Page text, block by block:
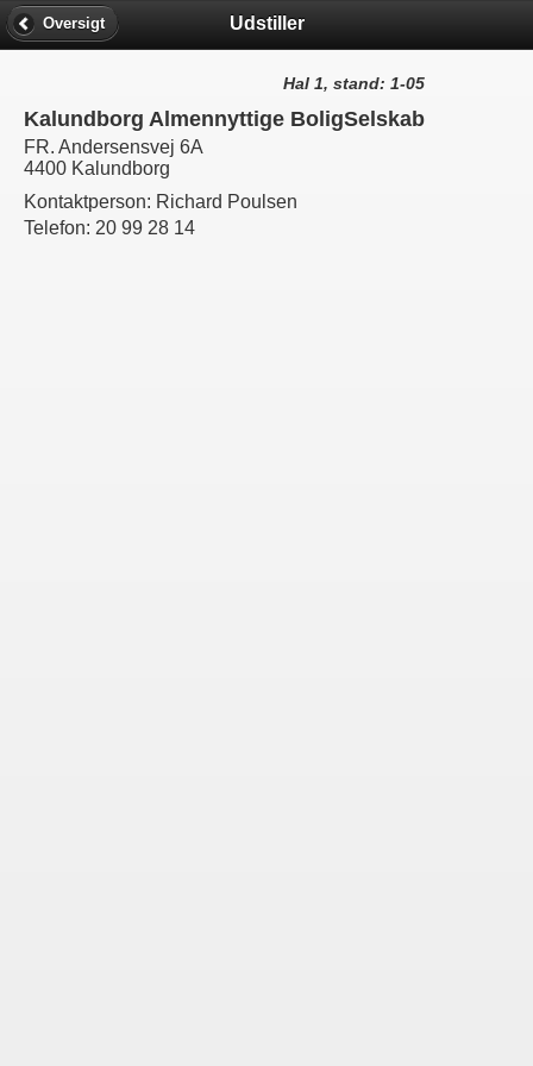
Oversigt Udstiller
Hal 1, stand: 1-05
Kalundborg Almennyttige BoligSelskab
FR. Andersensvej 6A
4400 Kalundborg
Kontaktperson: Richard Poulsen
Telefon: 20 99 28 14